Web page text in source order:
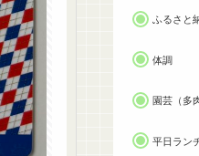
ふるさと
体調
園芸（多
平日ラン